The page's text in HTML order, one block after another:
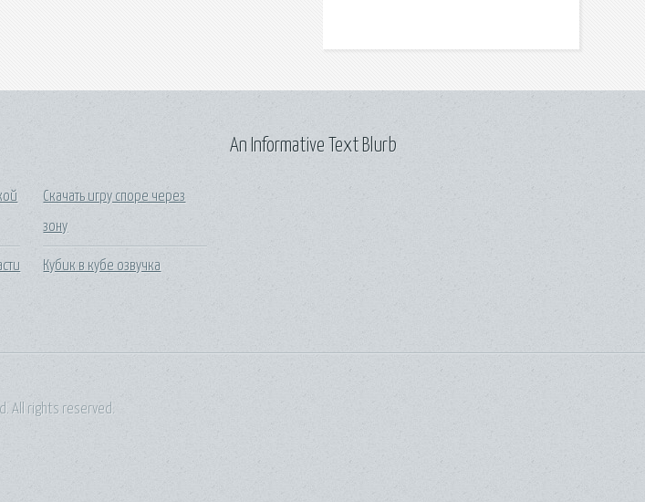
Скачать игру споре через
зону
Кубик в кубе озвучка
An Informative Text Blurb
All rights reserved.